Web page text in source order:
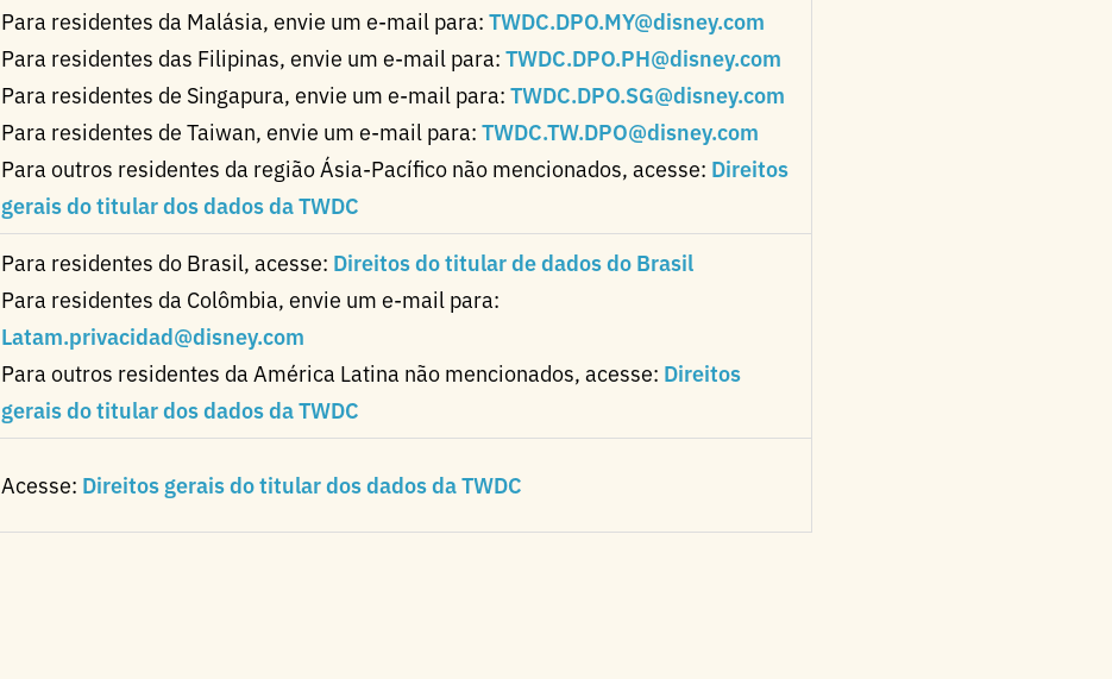
Para residentes da Malásia, envie um e-mail para:TWDC.DPO.MY@disney.com
Para residentes das Filipinas, envie um e-mail para:TWDC.DPO.PH@disney.com
Para residentes de Singapura, envie um e-mail para:TWDC.DPO.SG@disney.com
Para residentes de Taiwan, envie um e-mail para:TWDC.TW.DPO@disney.com
Para outros residentes da região Ásia-Pacífico não mencionados, acesse: Direitos
gerais do titular dos dados da TWDC
Para residentes do Brasil, acesse: Direitos do titular de dados do Brasil
Para residentes da Colômbia, envie um e-mail para:
Latam.privacidad@disney.com
Para outros residentes da América Latina não mencionados, acesse: Direitos
gerais do titular dos dados da TWDC
Acesse: Direitos gerais do titular dos dados da TWDC